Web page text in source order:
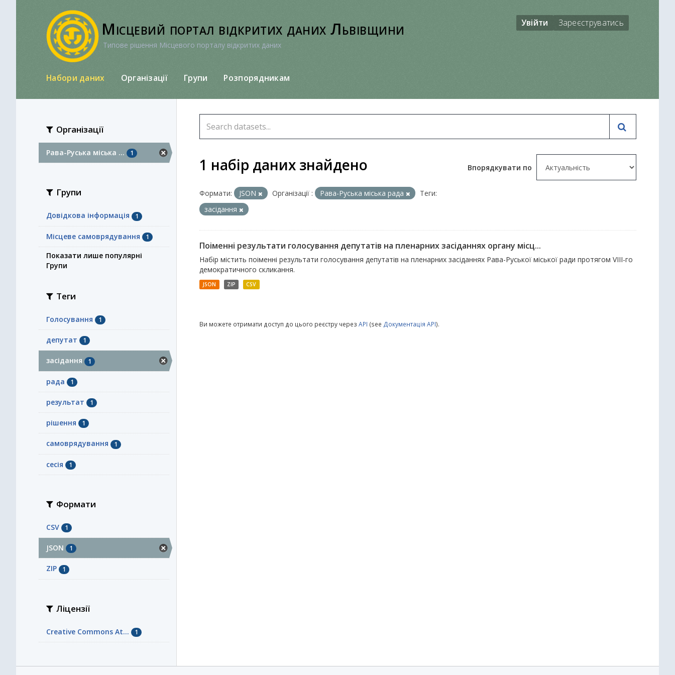
Місцевий портал відкритих даних Львівщини
Типове рішення Місцевого порталу відкритих даних
Увійти Зареєструватись
Набори даних Організації Групи Розпорядникам
Організації
Рава-Руська міська ... 1
Групи
Довідкова інформація 1
Місцеве самоврядування 1
Показати лише популярні
Групи
Теги
Голосування 1
депутат 1
засідання 1
рада 1
результат 1
рішення 1
самоврядування 1
сесія 1
Формати
CSV 1
JSON 1
ZIP 1
Ліцензії
Creative Commons At... 1
Впорядкувати по
1 набір даних знайдено
Формати: JSON Організації : Рава-Руська міська рада
Теги:
засідання
Поіменні результати голосування депутатів на пленарних засіданнях органу місц...
Набір містить поіменні результати голосування депутатів на пленарних засіданнях Рава-Руської міської ради протягом VІII-го
демократичного скликання.
JSON ZIP CSV
Ви можете отримати доступ до цього реєстру через API (see Документація API).